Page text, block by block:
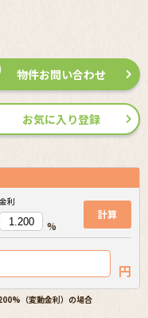
物件お問い合わせ
お気に入り登録
金利
%
計算
円
（変動金利）の場合